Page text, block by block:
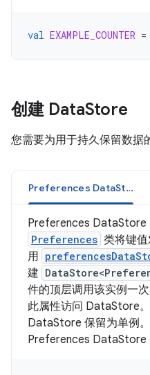
val EXAMPLE_COUNTER =
创建 DataStore
您需要为用于持久保留数据
Preferences DataStore
Preferences DataStore
Preferences 类将键
用
建
件的顶层调用该实例一
此属性访问 DataStore
DataStore 保留为单例
Preferences DataStore